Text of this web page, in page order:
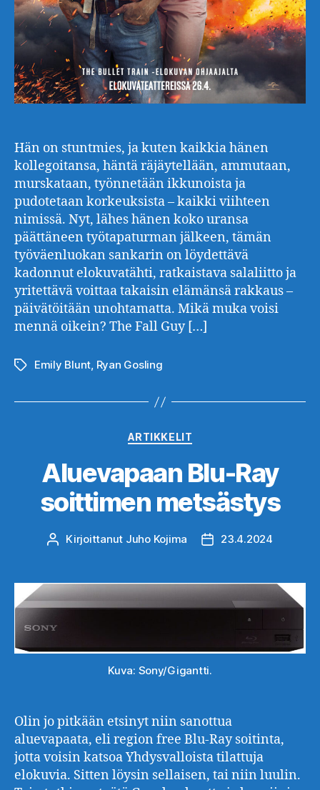
Hän on stuntmies, ja kuten kaikkia hänen
kollegoitansa, häntä räjäytellään, ammutaan,
murskataan, työnnetään ikkunoista ja
pudotetaan korkeuksista – kaikki viihteen
nimissä. Nyt, lähes hänen koko uransa
päättäneen työtapaturman jälkeen, tämän
työväenluokan sankarin on löydettävä
kadonnut elokuvatähti, ratkaistava salaliitto ja
yritettävä voittaa takaisin elämänsä rakkaus –
päivätöitään unohtamatta. Mikä muka voisi
mennä oikein? The Fall Guy […]
Avainsanat
Emily Blunt, Ryan Gosling
Kategoriat
ARTIKKELIT
Aluevapaan Blu-Ray
soittimen metsästys
Kirjoittaja
Kirjoittanut Juho Kojima Julkaisupäivämäärä
23.4.2024
Kuva: Sony/Gigantti.
Olin jo pitkään etsinyt niin sanottua
aluevapaata, eli region free Blu-Ray soitinta,
jotta voisin katsoa Yhdysvalloista tilattuja
elokuvia. Sitten löysin sellaisen, tai niin luulin.